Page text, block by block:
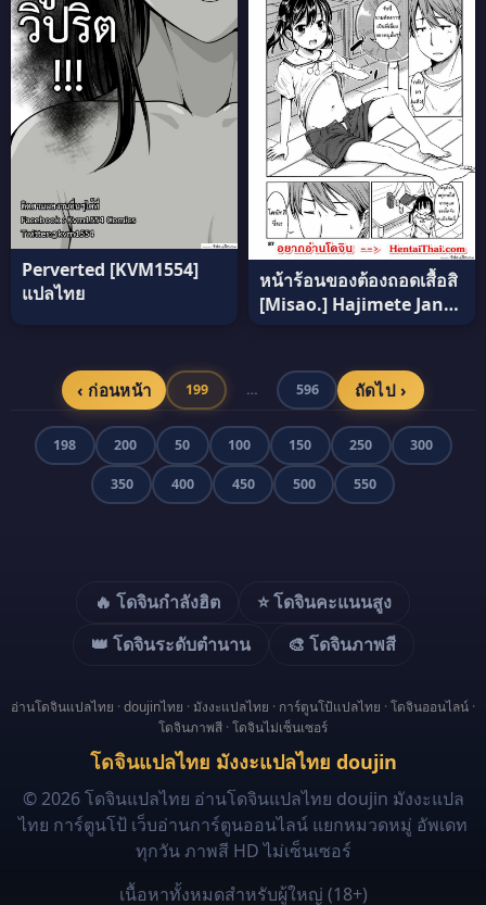
Perverted [KVM1554]
แปลไทย
หน้าร้อนของต้องถอดเสื้อสิ
[Misao.] Hajimete Janai
yo? – 5 แปลไทย
‹ ก่อนหน้า 199 … 596 ถัดไป ›
198 200 50 100 150 250 300
350 400 450 500 550
🔥 โดจินกำลังฮิต
⭐ โดจินคะแนนสูง
👑 โดจินระดับตำนาน
🎨 โดจินภาพสี
อ่านโดจินแปลไทย · doujinไทย · มังงะแปลไทย · การ์ตูนโป้แปลไทย · โดจินออนไลน์ ·
โดจินภาพสี · โดจินไม่เซ็นเซอร์
โดจินแปลไทย มังงะแปลไทย doujin
© 2026 โดจินแปลไทย อ่านโดจินแปลไทย doujin มังงะแปล
ไทย การ์ตูนโป้ เว็บอ่านการ์ตูนออนไลน์ แยกหมวดหมู่ อัพเดท
ทุกวัน ภาพสี HD ไม่เซ็นเซอร์
เนื้อหาทั้งหมดสำหรับผู้ใหญ่ (18+)